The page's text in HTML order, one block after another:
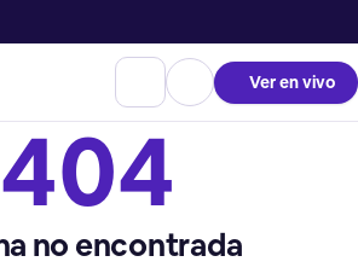
Ver en vivo
404
no encontrada